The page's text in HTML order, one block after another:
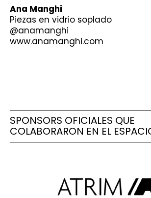
Ana Manghi
Piezas en vidrio soplado
@anamanghi
www.anamanghi.com
SPONSORS OFICIALES QUE
COLABORARON EN EL